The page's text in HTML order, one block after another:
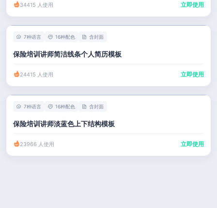
34415 人使用 立即使用
7种语言 16种配色 含封面
保险培训讲师简洁线条个人简历模板
24415 人使用 立即使用
7种语言 16种配色 含封面
保险培训讲师淡蓝色上下结构模板
23966 人使用 立即使用